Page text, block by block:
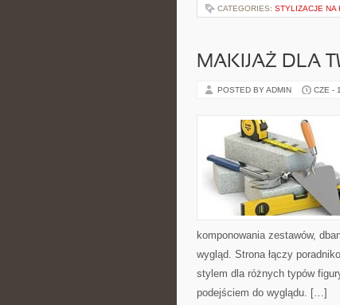
CATEGORIES: STYLIZACJE NA
MAKIJAŻ DLA
POSTED BY ADMIN CZE -
komponowania zestawów,
wygląd. Strona łączy
stylem dla różnych typów
podejściem do wyglądu. […]